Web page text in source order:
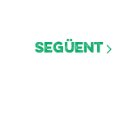
Següent